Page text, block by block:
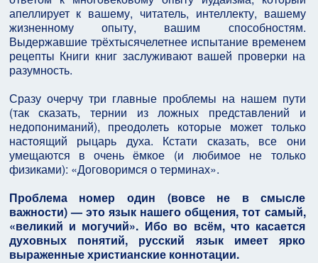
апеллирует к вашему, читатель, интеллекту, вашему
жизненному опыту, вашим способностям.
Выдержавшие трёхтысячелетнее испытание временем
рецепты Книги книг заслуживают вашей проверки на
разумность.
Сразу очерчу три главные проблемы на нашем пути
(так сказать, тернии из ложных представлений и
недопониманий), преодолеть которые может только
настоящий рыцарь духа. Кстати сказать, все они
умещаются в очень ёмкое (и любимое не только
физиками): «Договоримся о терминах».
Проблема номер один (вовсе не в смысле
важности) — это язык нашего общения, тот самый,
«великий и могучий». Ибо во всём, что касается
духовных понятий, русский язык имеет ярко
выраженные христианские коннотации.